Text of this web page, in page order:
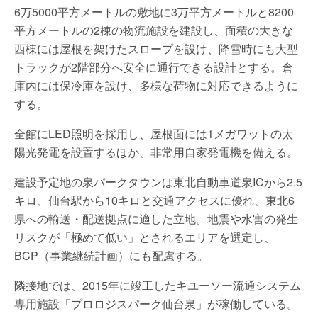
6万5000平方メートルの敷地に3万平方メートルと8200
平方メートルの2棟の物流施設を建設し、面積の大きな
西棟には屋根を架けたスロープを設け、降雪時にも大型
トラックが2階部分へ安全に通行できる設計とする。倉
庫内には保冷庫を設け、多様な荷物に対応できるように
する。
全館にLED照明を採用し、屋根面には1メガワットの太
陽光発電を設置するほか、非常用自家発電機を備える。
建設予定地の泉パークタウンは東北自動車道泉ICから2.5
キロ、仙台駅から10キロと交通アクセスに優れ、東北6
県への輸送・配送拠点に適した立地。地震や水害の発生
リスクが「極めて低い」とされるエリアを選定し、
BCP（事業継続計画）にも配慮する。
隣接地では、2015年に竣工したキユーソー流通システム
専用施設「プロロジスパーク仙台泉」が稼働している。